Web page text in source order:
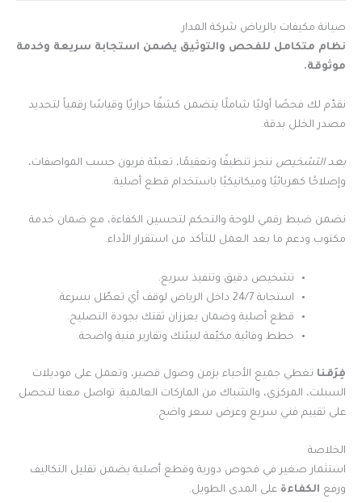
صيانة مكيفات بالرياض شركة المدار
نظام متكامل للفحص والتوثيق يضمن استجابة سريعة وخدمة
موثوقة.
نقدّم لك فحصًا أوليًا شاملًا يتضمن كشفًا حراريًا وقياسًا رقمياً لتحديد
مصدر الخلل بدقة.
بعد التشخيص ننجز تنظيفًا وتعقيمًا، تعبئة فريون حسب المواصفات،
وإصلاحًا كهربائيًا وميكانيكيًا باستخدام قطع أصلية.
نضمن ضبط رقمي للوحة والتحكم لتحسين الكفاءة، مع ضمان خدمة
مكتوب ودعم ما بعد العمل للتأكد من استقرار الأداء.
تشخيص دقيق وتنفيذ سريع.
استجابة 24/7 داخل الرياض لوقف أي تعطّل بسرعة.
قطع أصلية وضمان يعززان ثقتك بجودة التصليح.
خطط وقائية مكيّفة لبيئتك وتقارير فنية واضحة.
فِرَقنا تغطي جميع الأحياء بزمن وصول قصير، وتعمل على موديلات
السبلت، المركزي، والشباك من الماركات العالمية. تواصل معنا لتحصل
على تقييم فني سريع وعرض سعر واضح.
الخلاصة
استثمار صغير في فحوص دورية وقطع أصلية يضمن تقليل التكاليف
ورفع الكفاءة على المدى الطويل.